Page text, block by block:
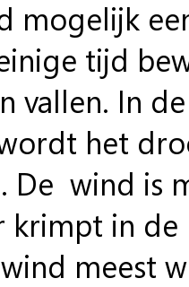
mogelijk
tijd
vallen. In
het
De wind
krimpt in
meest